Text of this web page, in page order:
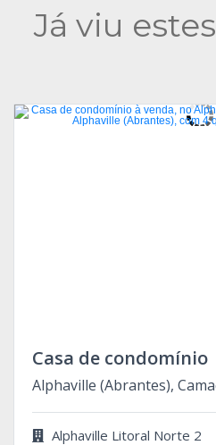
Já viu
Casa de condomínio
Alphaville (Abrantes),
Alphaville Litoral Norte 2